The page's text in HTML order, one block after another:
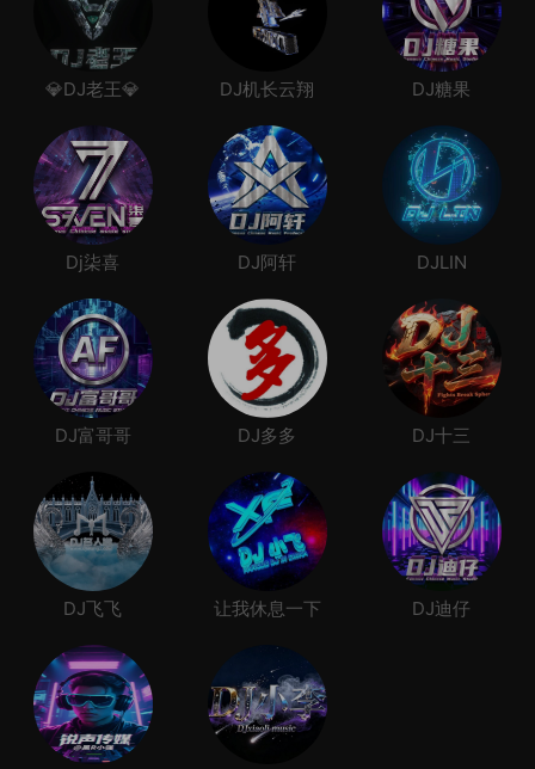
💎DJ老王💎 DJ机长云翔 DJ糖果
Dj柒喜 DJ阿轩 DJLIN
DJ富哥哥 DJ多多 DJ十三
DJ飞飞 让我休息一下 DJ迪仔